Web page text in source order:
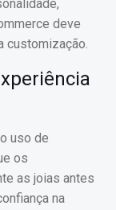
deve
customização.
uso de
os
as joias antes
na